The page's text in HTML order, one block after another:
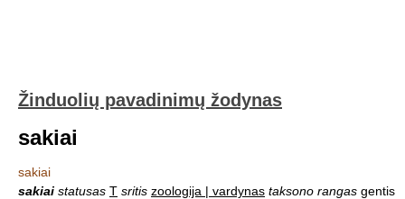
Žinduolių pavadinimų žodynas
sakiai
sakiai
sakiai statusas T sritis zoologija | vardynas taksono rangas gentis